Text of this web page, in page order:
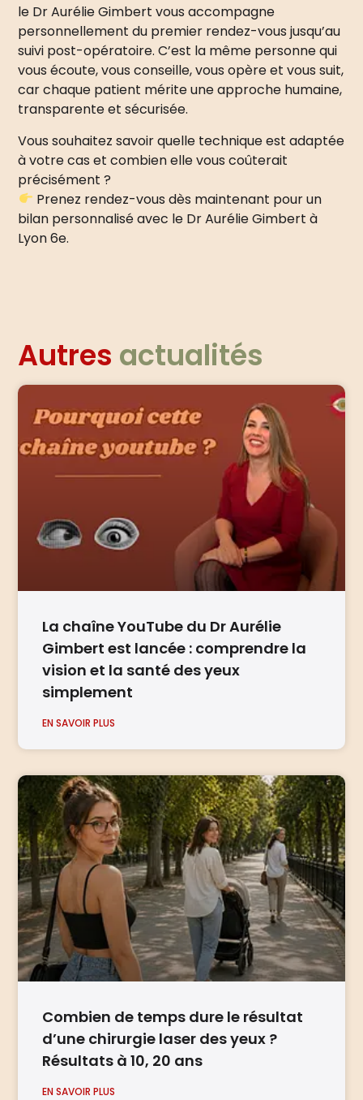
le Dr Aurélie Gimbert vous accompagne
personnellement du premier rendez-vous jusqu’au
suivi post-opératoire. C’est la même personne qui
vous écoute, vous conseille, vous opère et vous suit,
car chaque patient mérite une approche humaine,
transparente et sécurisée.
Vous souhaitez savoir quelle technique est adaptée
à votre cas et combien elle vous coûterait
précisément ?
Prenez rendez-vous dès maintenant pour un
bilan personnalisé avec le Dr Aurélie Gimbert à
Lyon 6e.
Autres actualités
La chaîne YouTube du Dr Aurélie
Gimbert est lancée : comprendre la
vision et la santé des yeux
simplement
EN SAVOIR PLUS
Combien de temps dure le résultat
d’une chirurgie laser des yeux ?
Résultats à 10, 20 ans
EN SAVOIR PLUS